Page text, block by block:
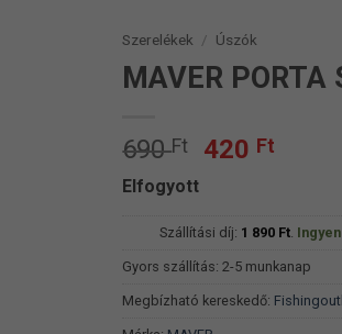
Szerelékek / Úszók
MAVER PORTA
690Ft
Original
690 Ft.
420 Ft
420
Elfogyott
Szállítási díj: 1 890 Ft.
Gyors szállítás: 2-5 munkanap
Megbízható kereskedő: